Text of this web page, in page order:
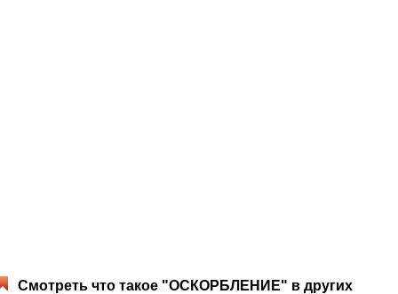
Смотреть что такое "ОСКОРБЛЕНИЕ" в других